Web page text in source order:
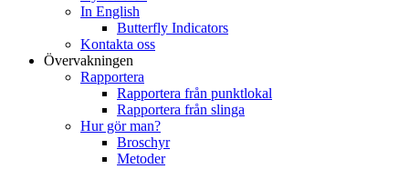
In English
Butterfly Indicators
Kontakta oss
Övervakningen
Rapportera
Rapportera från punktlokal
Rapportera från slinga
Hur gör man?
Broschyr
Metoder